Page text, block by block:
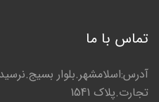
تماس با ما
آدرس:اسلامشهر.بلوار
تجارت.پلاک 1541